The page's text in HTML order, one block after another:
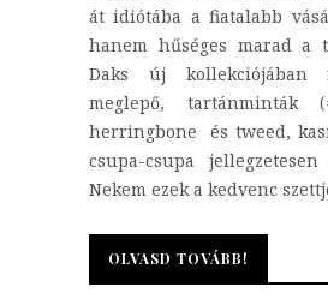
át idiótába a fiatalabb
hanem hűséges marad a
Daks új kollekciójában
meglepő, tartánminták
herringbone és tweed,
csupa-csupa
Nekem ezek a kedvenc
OLVASD TOVÁBB!
OLVASD TOVÁBB!